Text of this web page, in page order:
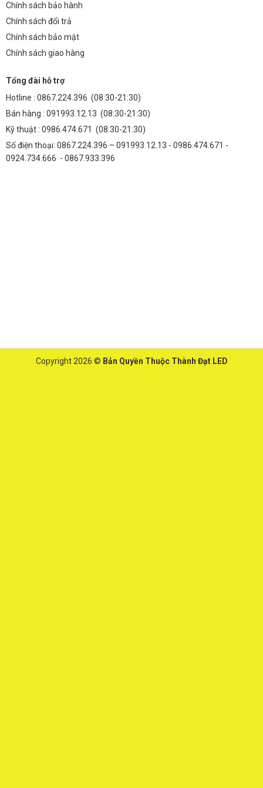
Chính sách bảo hành
Chính sách đổi trả
Chính sách bảo mật
Chính sách giao hàng
Tổng đài hỗ trợ
Hotline : 0867.224.396 (08:30-21:30)
Bán hàng : 091993.12.13 (08:30-21:30)
Kỹ thuật : 0986.474.671 (08:30-21:30)
Số điện thoại: 0867.224.396 – 091993.12.13 - 0986.474.671 -
0924.734.666 - 0867.933.396
Copyright 2026 © Bản Quyền Thuộc Thành Đạt LED